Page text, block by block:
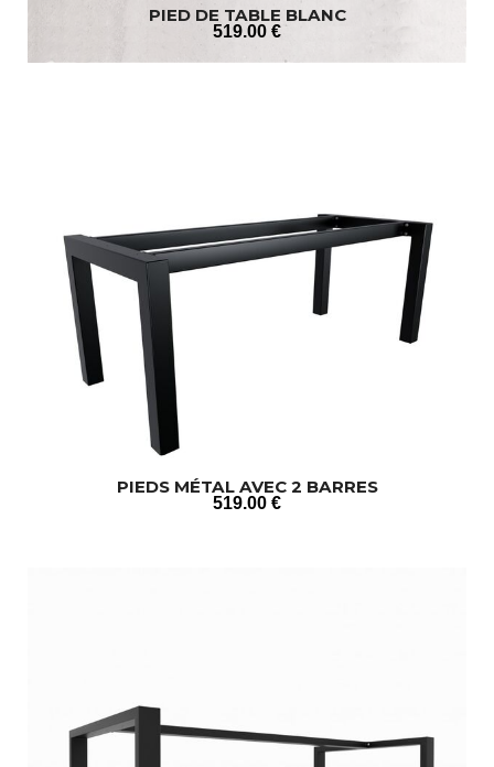
PIED DE TABLE BLANC
519.00 €
PIEDS MÉTAL AVEC 2 BARRES
519.00 €